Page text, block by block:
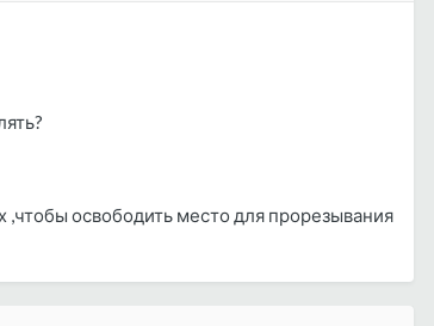
,чтобы освободить место для прорезывания